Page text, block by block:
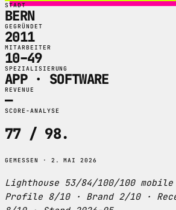
STADT
BERN
GEGRÜNDET
2011
MITARBEITER
10–49
SPEZIALISIERUNG
APP · SOFTWARE
REVENUE
—
SCORE-ANALYSE
77 / 98.
GEMESSEN · 2. MAI 2026
Lighthouse 53/84/100/100 mobile
Profile 8/10 · Brand 2/10 ·